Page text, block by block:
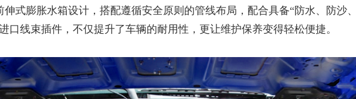
伸式膨胀水箱设计，搭配遵循安全原则的管线布局，配合具备“防水、防沙
口线束插件，不仅提升了车辆的耐用性，更让维护保养变得轻松便捷。